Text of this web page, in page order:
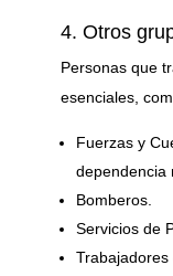
4. Otros
Personas que
esenciales,
Fuerzas y
dependencia
Bomberos.
Servicios de